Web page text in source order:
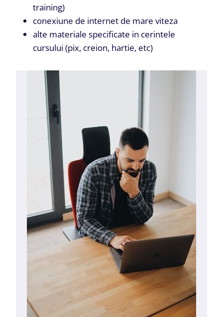
training)
conexiune de internet de mare viteza
alte materiale specificate in cerintele
cursului (pix, creion, hartie, etc)